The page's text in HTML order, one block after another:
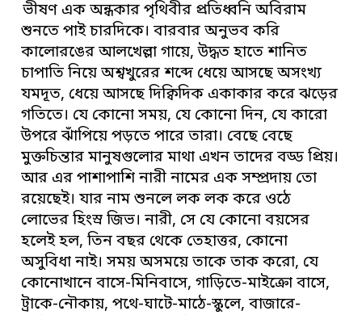
ভীষণ এক অন্ধকার পৃথিবীর প্রতিধ্বনি অবিরাম
শুনতে পাই চারদিকে। বারবার অনুভব করি
কালোরঙের আলখেল্লা গায়ে, উদ্ধত হাতে শানিত
চাপাতি নিয়ে অশ্বখুরের শব্দে ধেয়ে আসছে অসংখ্য
যমদূত, ধেয়ে আসছে দিক্বিদিক একাকার করে ঝড়ের
গতিতে। যে কোনো সময়, যে কোনো দিন, যে কারো
উপরে ঝাঁপিয়ে পড়তে পারে তারা। বেছে বেছে
মুক্তচিন্তার মানুষগুলোর মাথা এখন তাদের বড্ড প্রিয়।
আর এর পাশাপাশি নারী নামের এক সম্প্রদায় তো
রয়েছেই। যার নাম শুনলে লক লক করে ওঠে
লোভের হিংস্র জিভ। নারী, সে যে কোনো বয়সের
হলেই হল, তিন বছর থেকে তেহাত্তর, কোনো
অসুবিধা নাই। সময় অসময়ে তাকে তাক করো, যে
কোনোখানে বাসে-মিনিবাসে, গাড়িতে-মাইক্রো বাসে,
ট্রাকে-নৌকায়, পথে-ঘাটে-মাঠে-স্কুলে, বাজারে-